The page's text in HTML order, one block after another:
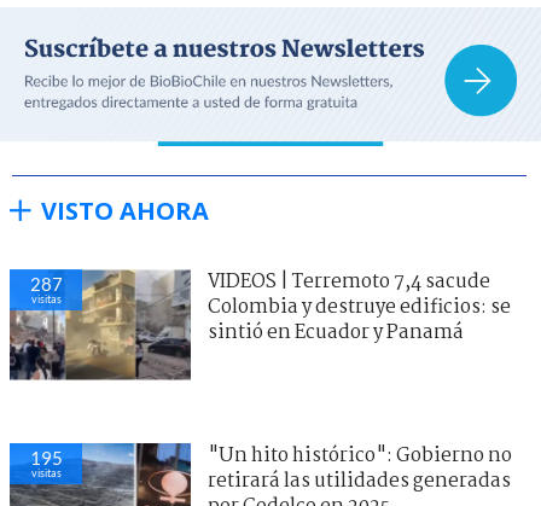
VISTO AHORA
287
visitas
VIDEOS | Terremoto 7,4 sacude
Colombia y destruye edificios: se
sintió en Ecuador y Panamá
195
visitas
"Un hito histórico": Gobierno no
retirará las utilidades generadas